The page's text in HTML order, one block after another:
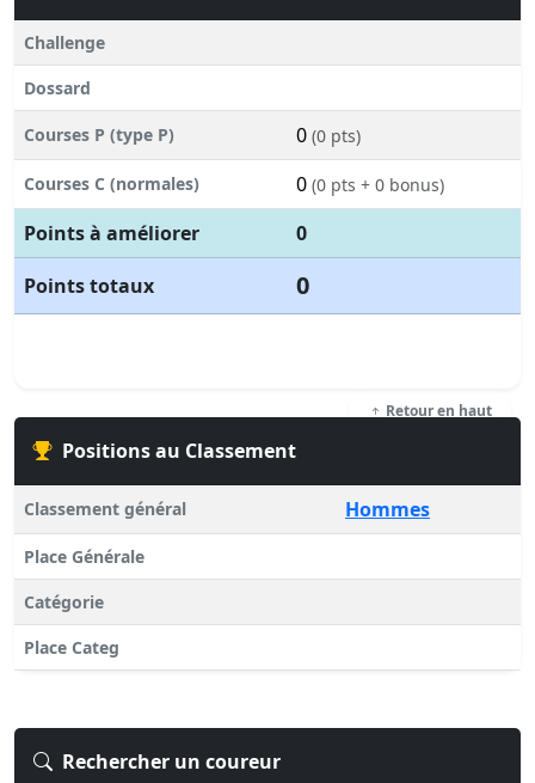
Challenge
Dossard
Courses P (type P) 0 (0 pts)
Courses C (normales) 0 (0 pts + 0 bonus)
Points à améliorer
0
Points totaux
0
Retour en haut
Positions au Classement
Classement général Hommes
Place Générale
Catégorie
Place Categ
Rechercher un coureur